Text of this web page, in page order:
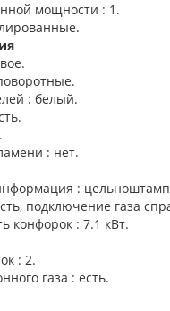
мощности : 1.
: белый.
: нет.
:
подключение газа
конфорок : 7.1 кВт.
: 2.
газа : есть.